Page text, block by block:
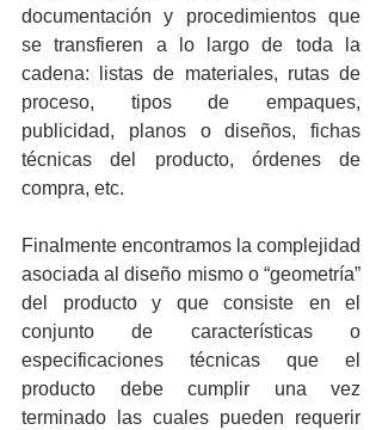
documentación y procedimientos que
se transfieren a lo largo de toda la
cadena: listas de materiales, rutas de
proceso, tipos de empaques,
publicidad, planos o diseños, fichas
técnicas del producto, órdenes de
compra, etc.
Finalmente encontramos la complejidad
asociada al diseño mismo o “geometría”
del producto y que consiste en el
conjunto de características o
especificaciones técnicas que el
producto debe cumplir una vez
terminado las cuales pueden requerir